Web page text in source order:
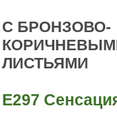
С БРОНЗОВО-
ЛИСТЬЯМИ
Е297